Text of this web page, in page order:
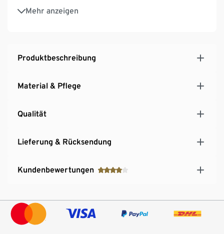
Mehr anzeigen
Leichtes Montieren und Demontieren der Reifen
ohne Werkzeug
Produktbeschreibung
Material & Pflege
Qualität
Lieferung & Rücksendung
Kundenbewertungen